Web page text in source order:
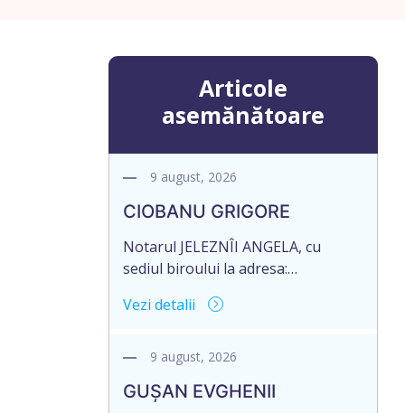
Articole
asemănătoare
9 august, 2026
CIOBANU GRIGORE
Notarul JELEZNÎI ANGELA, cu
sediul biroului la adresa:
Bun,7, of.105, anunță despre
în urma decesului cet.CIOBANU
2000003045381, decedat la data de
Vezi detalii
9 august, 2026
GUȘAN EVGHENII